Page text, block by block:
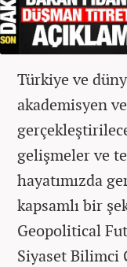
Türkiye ve
akademisyen
gelişmeler ve
hayatımızda
kapsamlı bir
Geopolitical
Siyaset Bilimci